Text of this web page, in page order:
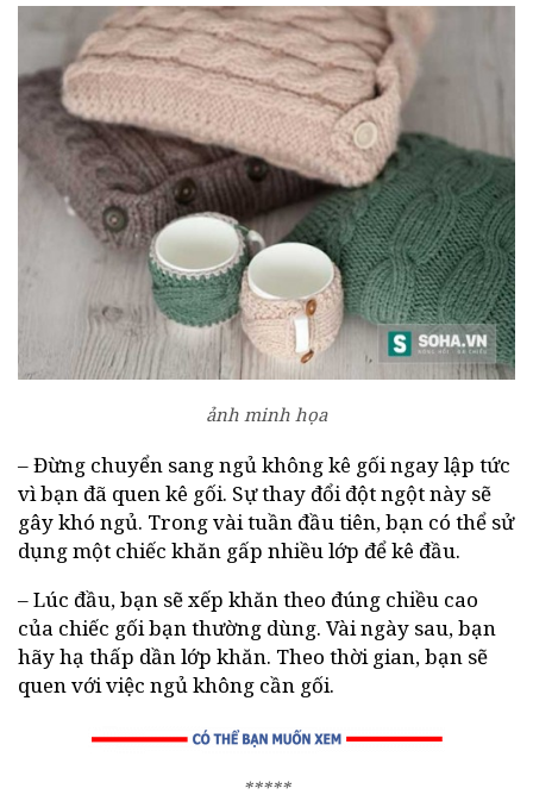
ảnh minh họa
– Đừng chuyển sang ngủ không kê gối ngay lập tức
vì bạn đã quen kê gối. Sự thay đổi đột ngột này sẽ
gây khó ngủ. Trong vài tuần đầu tiên, bạn có thể sử
dụng một chiếc khăn gấp nhiều lớp để kê đầu.
– Lúc đầu, bạn sẽ xếp khăn theo đúng chiều cao
của chiếc gối bạn thường dùng. Vài ngày sau, bạn
hãy hạ thấp dần lớp khăn. Theo thời gian, bạn sẽ
quen với việc ngủ không cần gối.
*****